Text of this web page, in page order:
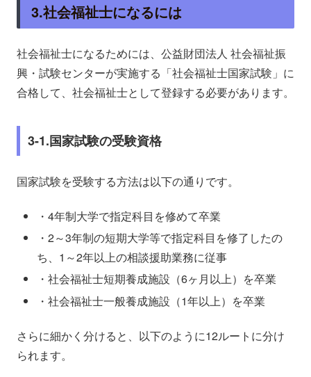
3.社会福祉士になるには
社会福祉士になるためには、公益財団法人 社会福祉振
興・試験センターが実施する「社会福祉士国家試験」に
合格して、社会福祉士として登録する必要があります。
3-1.国家試験の受験資格
国家試験を受験する方法は以下の通りです。
・4年制大学で指定科目を修めて卒業
・2～3年制の短期大学等で指定科目を修了したの
ち、1～2年以上の相談援助業務に従事
・社会福祉士短期養成施設（6ヶ月以上）を卒業
・社会福祉士一般養成施設（1年以上）を卒業
さらに細かく分けると、以下のように12ルートに分け
られます。